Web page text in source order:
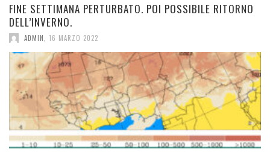
FINE SETTIMANA PERTURBATO. POI POSSIBILE RITORNO
DELL’INVERNO.
ADMIN 16 MARZO 2022